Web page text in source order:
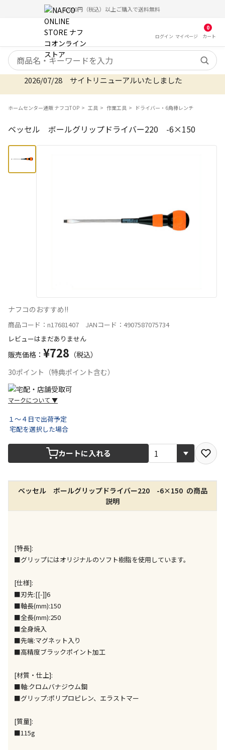
5,000円（税込）以上ご購入で送料無料
ログイン マイ ページ
0
カート
検索キーワード
2026/07/28 サイトリニューアルいたしました
ホームセンター通販 ナフコTOP 工具 作業工具 ドライバー・6角棒レンチ
ベッセル ボールグリップドライバー220 -6×150
ナフコのおすすめ!!
商品コード：n17681407 JANコード：4907587075734
レビューはまだありません
販売価格： ¥728 （税込）
30ポイント（特典ポイント含む）
マークについて ▼
できません）
※同時購入の商品は、全て同じ店舗での受取となりま
が、ご購入手続きを分けてお買い求めください
※支払い方法の代金引換は選択できません。
※電話注文はできません。
ません）
※「宅配・店舗受取」「宅配のみ」マークの商品のみ
午前9時までのご注文確定した商品については、当日に
出荷いたします。
ただし、メーカーの営業日に基づき出荷手続きを行う
１～４日で出荷予定
宅配を選択した場合
カートに入れる
ベッセル ボールグリップドライバー220 -6×150 の商品
説明
[特長]:
■グリップにはオリジナルのソフト樹脂を使用しています。
[仕様]:
■刃先:[[-]]6
■軸長(mm):150
■全長(mm):250
■全身焼入
■先端:マグネット入り
■高精度ブラックポイント加工
[材質・仕上]:
■軸:クロムバナジウム鋼
■グリップ:ポリプロピレン、エラストマー
[質量]:
■115g